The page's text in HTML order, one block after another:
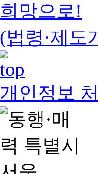
희망으로!
(법령·제도
개인정보